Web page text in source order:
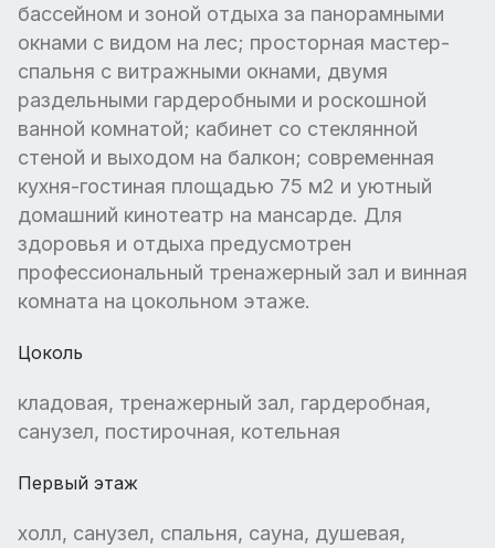
бассейном и зоной отдыха за панорамными
окнами с видом на лес; просторная мастер-
спальня с витражными окнами, двумя
раздельными гардеробными и роскошной
ванной комнатой; кабинет со стеклянной
стеной и выходом на балкон; современная
кухня-гостиная площадью 75 м2 и уютный
домашний кинотеатр на мансарде. Для
здоровья и отдыха предусмотрен
профессиональный тренажерный зал и винная
комната на цокольном этаже.
Цоколь
кладовая, тренажерный зал, гардеробная,
санузел, постирочная, котельная
Первый этаж
холл, санузел, спальня, сауна, душевая,